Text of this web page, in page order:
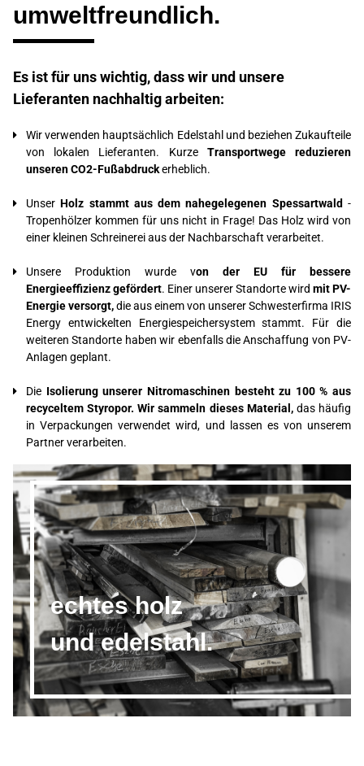
umweltfreundlich.
Es ist für uns wichtig, dass wir und unsere
Lieferanten nachhaltig arbeiten:
Wir verwenden hauptsächlich Edelstahl und beziehen Zukaufteile
von lokalen Lieferanten. Kurze Transportwege reduzieren
unseren CO2-Fußabdruckerheblich.
UnserHolz stammt aus dem nahegelegenen Spessartwald-
Tropenhölzer kommen für uns nicht in Frage! Das Holz wird von
einer kleinen Schreinerei aus der Nachbarschaft verarbeitet.
Unsere Produktion wurde von der EU für bessere
Energieeffizienz gefördert. Einer unserer Standorte wird mit PV-
Energie versorgt,die aus einem von unserer Schwesterfirma IRIS
Energy entwickelten Energiespeichersystem stammt. Für die
weiteren Standorte haben wir ebenfalls die Anschaffung von PV-
Anlagen geplant.
Die Isolierung unserer Nitromaschinen besteht zu 100 % aus
recyceltem Styropor. Wir sammeln dieses Material,das häufig
in Verpackungen verwendet wird, und lassen es von unserem
Partner verarbeiten.
echtes holz
und edelstahl.